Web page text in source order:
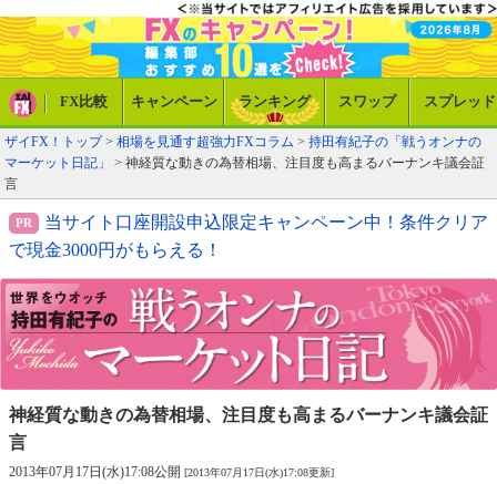
FX比較 キャンペーン ランキング スワップ スプレッド
ザイFX！トップ> 相場を見通す超強力FXコラム > 持田有紀子の「戦うオンナの
マーケット日記」
> 神経質な動きの為替相場、注目度も高まるバーナンキ議会証
言
当サイト口座開設申込限定キャンペーン中！条件クリア
で現金3000円がもらえる！
神経質な動きの為替相場、 注目度も高まるバーナンキ議会証
言
2013年07月17日(水)17:08公開 [2013年07月17日(水)17:08更新]